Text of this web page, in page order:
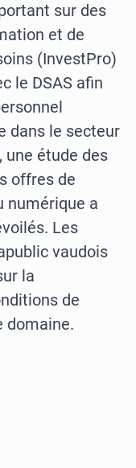
sur des
et de
(InvestPro)
le DSAS afin
dans le secteur
une étude des
offres de
numérique a
Les
vaudois
la
de
domaine.